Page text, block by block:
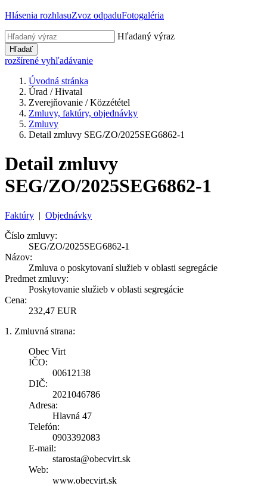
Hlásenia rozhlasuZvoz odpaduFotogaléria
Hľadaný výraz
Hľadať
rozšírené vyhľadávanie
Úvodná stránka
Úrad / Hivatal
Zverejňovanie / Közzététel
Zmluvy, faktúry, objednávky
Zmluvy
Detail zmluvy SEG/ZO/2025SEG6862-1
Detail zmluvy
SEG/ZO/2025SEG6862-1
Faktúry | Objednávky
Číslo zmluvy:
SEG/ZO/2025SEG6862-1
Názov:
Zmluva o poskytovaní služieb v oblasti segregácie
Predmet zmluvy:
Poskytovanie služieb v oblasti segregácie
Cena:
232,47 EUR
1. Zmluvná strana:
Obec Virt
IČO:
00612138
DIČ:
2021046786
Adresa:
Hlavná 47
Telefón:
0903392083
E-mail:
starosta@obecvirt.sk
Web:
www.obecvirt.sk